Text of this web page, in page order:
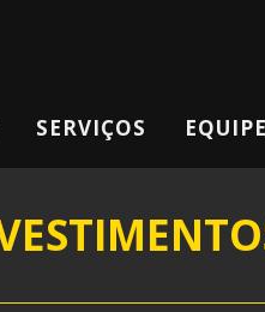
SERVIÇOS EQUIPE